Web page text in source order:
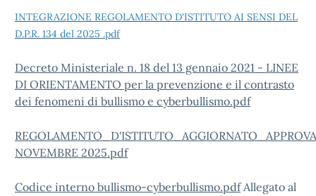
INTEGRAZIONE REGOLAMENTO D'ISTITUTO AI SENSI DEL
D.P.R. 134 del 2025 .pdf
Decreto Ministeriale n. 18 del 13 gennaio 2021 - LINEE
DI ORIENTAMENTO per la prevenzione e il contrasto
dei fenomeni di bullismo e cyberbullismo.pdf
NOVEMBRE 2025.pdf
Codice interno bullismo-cyberbullismo.pdfAllegato al